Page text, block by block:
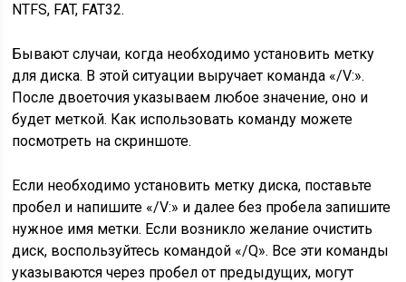
NTFS, FAT, FAT32.
Бывают случаи, когда необходимо установить метку
для диска. В этой ситуации выручает команда «/V:».
После двоеточия указываем любое значение, оно и
будет меткой. Как использовать команду можете
посмотреть на скриншоте.
Если необходимо установить метку диска, поставьте
пробел и напишите «/V:» и далее без пробела запишите
нужное имя метки. Если возникло желание очистить
диск, воспользуйтесь командой «/Q». Все эти команды
указываются через пробел от предыдущих, могут